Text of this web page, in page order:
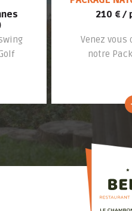
210 € /
Venez vous
notre